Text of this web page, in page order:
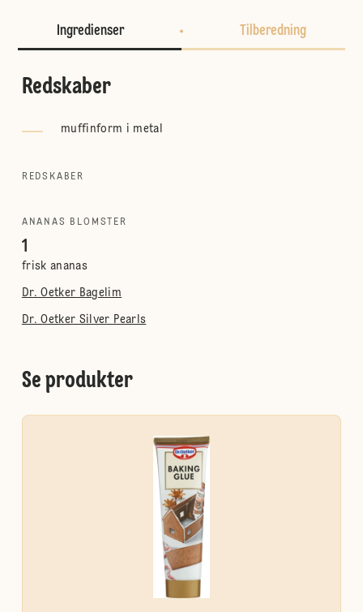
Ingredienser Tilberedning
Redskaber
muffinform i metal
REDSKABER
ANANAS BLOMSTER
1
frisk ananas
Dr. Oetker Bagelim
Dr. Oetker Silver Pearls
Se produkter